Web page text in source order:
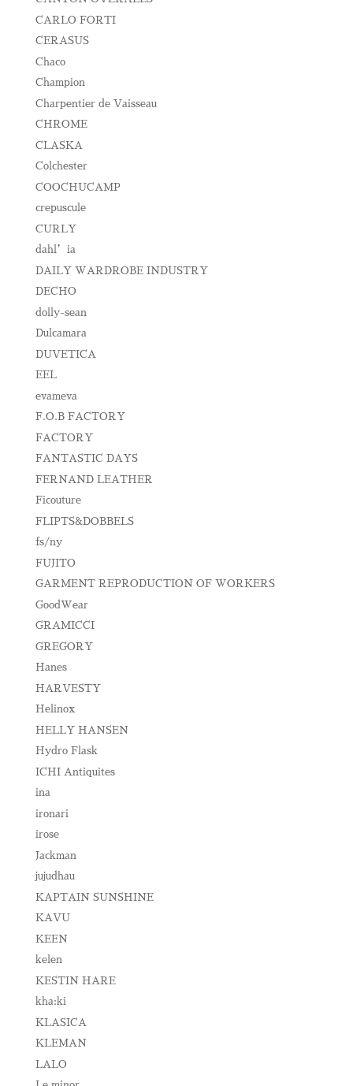
CARLO FORTI
CERASUS
Chaco
Champion
Charpentier de Vaisseau
CHROME
CLASKA
Colchester
COOCHUCAMP
crepuscule
CURLY
dahl’ia
DAILY WARDROBE INDUSTRY
DECHO
dolly-sean
Dulcamara
DUVETICA
EEL
evameva
F.O.B FACTORY
FACTORY
FANTASTIC DAYS
FERNAND LEATHER
Ficouture
FLIPTS&DOBBELS
fs/ny
FUJITO
GARMENT REPRODUCTION OF WORKERS
GoodWear
GRAMICCI
GREGORY
Hanes
HARVESTY
Helinox
HELLY HANSEN
Hydro Flask
ICHI Antiquites
ina
ironari
irose
Jackman
jujudhau
KAPTAIN SUNSHINE
KAVU
KEEN
kelen
KESTIN HARE
kha:ki
KLASICA
KLEMAN
LALO